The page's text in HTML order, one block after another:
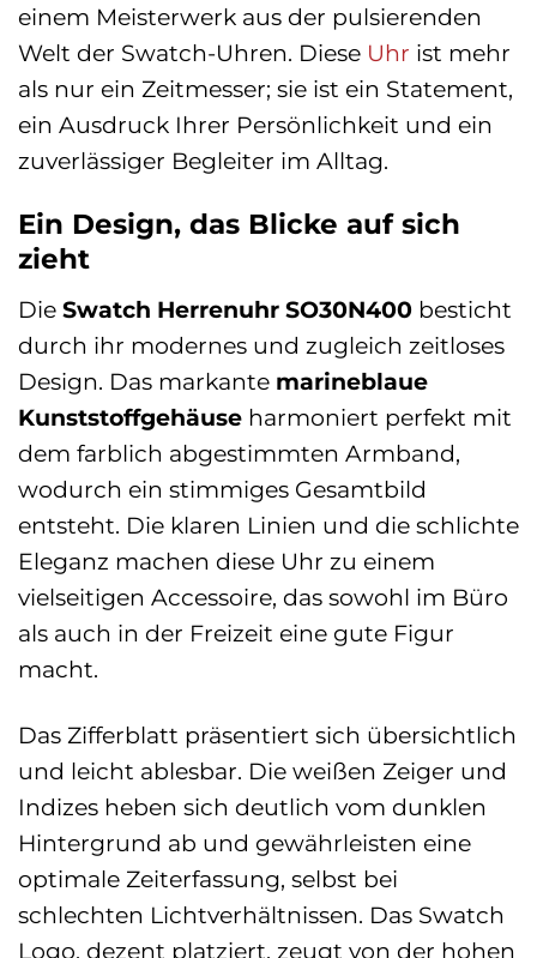
einem Meisterwerk aus der pulsierenden
Welt der Swatch-Uhren. Diese Uhr ist mehr
als nur ein Zeitmesser; sie ist ein Statement,
ein Ausdruck Ihrer Persönlichkeit und ein
zuverlässiger Begleiter im Alltag.
Ein Design, das Blicke auf sich
zieht
Die Swatch Herrenuhr SO30N400 besticht
durch ihr modernes und zugleich zeitloses
Design. Das markante marineblaue
Kunststoffgehäuse harmoniert perfekt mit
dem farblich abgestimmten Armband,
wodurch ein stimmiges Gesamtbild
entsteht. Die klaren Linien und die schlichte
Eleganz machen diese Uhr zu einem
vielseitigen Accessoire, das sowohl im Büro
als auch in der Freizeit eine gute Figur
macht.
Das Zifferblatt präsentiert sich übersichtlich
und leicht ablesbar. Die weißen Zeiger und
Indizes heben sich deutlich vom dunklen
Hintergrund ab und gewährleisten eine
optimale Zeiterfassung, selbst bei
schlechten Lichtverhältnissen. Das Swatch
Logo, dezent platziert, zeugt von der hohen